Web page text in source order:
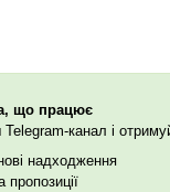
що працює
канал і
надходження
пропозиції